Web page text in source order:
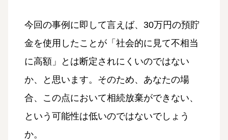
今回の事例に即して言えば、30万円の預貯
金を使用したことが「社会的に見て不相当
に高額」とは断定されにくいのではない
か、と思います。そのため、あなたの場
合、この点において相続放棄ができない、
という可能性は低いのではないでしょう
か。